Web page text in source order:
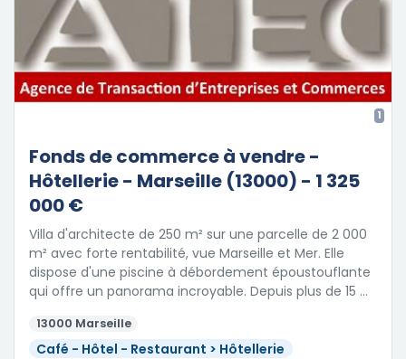
1
Fonds de commerce à vendre -
Hôtellerie - Marseille (13000) - 1 325
000 €
Villa d'architecte de 250 m² sur une parcelle de 2 000
m² avec forte rentabilité, vue Marseille et Mer. Elle
dispose d'une piscine à débordement époustouflante
qui offre un panorama incroyable. Depuis plus de 15 …
13000 Marseille
Café - Hôtel - Restaurant > Hôtellerie